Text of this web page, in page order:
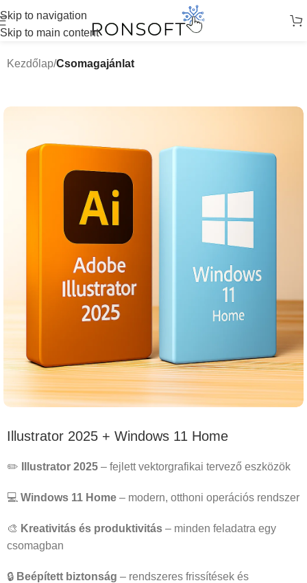
Skip to navigation
Skip to main content
Kezdőlap Csomagajánlat
Illustrator 2025 + Windows 11 Home
✏️ Illustrator 2025 – fejlett vektorgrafikai tervező eszközök
💻 Windows 11 Home – modern, otthoni operációs rendszer
🎨 Kreativitás és produktivitás – minden feladatra egy
csomagban
🔒 Beépített biztonság – rendszeres frissítések és